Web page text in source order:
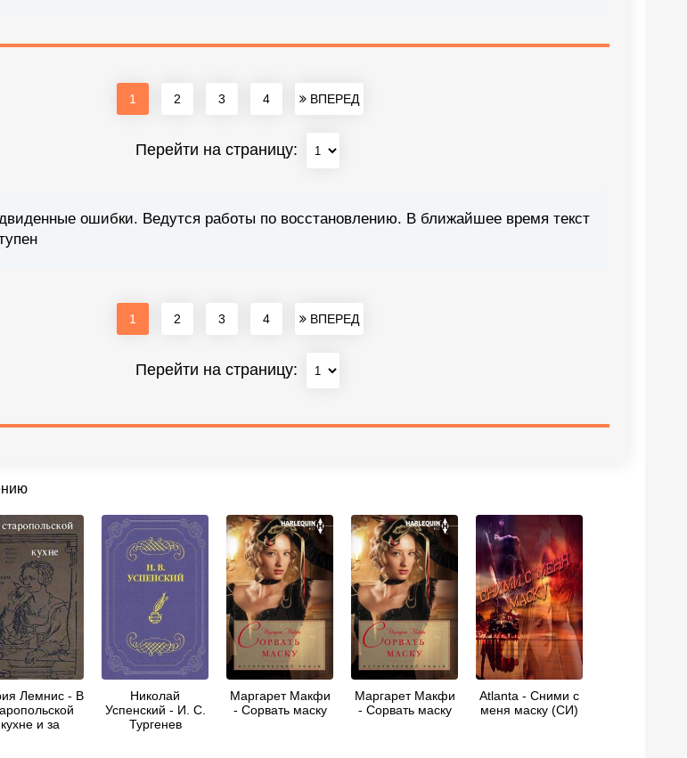
1 2 3 4 ВПЕРЕД
Перейти на страницу:
ошибки. Ведутся работы по восстановлению. В ближайшее время текст
1 2 3 4 ВПЕРЕД
Перейти на страницу:
Лемнис - В
кухне и за
Николай
Успенский - И. С.
Тургенев
Маргарет Макфи
- Сорвать маску
Маргарет Макфи
- Сорвать маску
Atlanta - Сними с
меня маску (СИ)